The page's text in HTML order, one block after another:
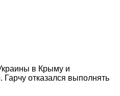
в Крыму и
отказался выполнять